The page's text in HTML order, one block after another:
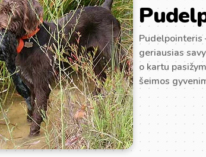
Pudelpointeris
geriausias
o kartu
šeimos